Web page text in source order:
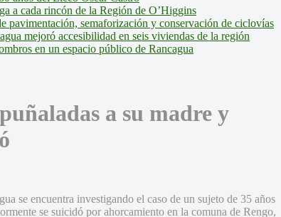
a cada rincón de la Región de O’Higgins
pavimentación, semaforización y conservación de ciclovías
mejoró accesibilidad en seis viviendas de la región
en un espacio público de Rancagua
a su madre y
se encuentra investigando el caso de un sujeto de 35 años
se suicidó por ahorcamiento en la comuna de Rengo,